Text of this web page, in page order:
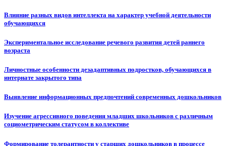
Влияние разных видов интеллекта на характер учебной деятельности
обучающихся
Экспериментальное исследование речевого развития детей раннего
возраста
Личностные особенности дезадаптивных подростков, обучающихся в
интернате закрытого типа
Выявление информационных предпочтений современных дошкольников
Изучение агрессивного поведения младших школьников с различным
социометрическим статусом в коллективе
Формирование толерантности у старших дошкольников в процессе